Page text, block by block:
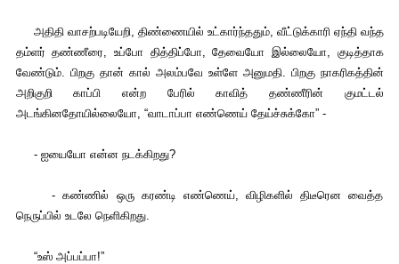
அதிதி வாசற்படியேறி, திண்ணையில் உட்கார்ந்ததும், வீட்டுக்காரி ஏந்தி வந்த
தம்ளர் தண்ணீரை, உப்போ தித்திப்போ, தேவையோ இல்லையோ, குடித்தாக
வேண்டும். பிறகு தான் கால் அலம்பவே உள்ளே அனுமதி. பிறகு நாகரிகத்தின்
அறிகுறி காப்பி என்ற பேரில் காவித் தண்ணீரின் குமட்டல்
அடங்கினதோயில்லையோ, “வாடாப்பா எண்ணெய் தேய்ச்சுக்கோ” -
- ஐயையோ என்ன நடக்கிறது?
- கண்ணில் ஒரு கரண்டி எண்ணெய், விழிகளில் திடீரென வைத்த
நெருப்பில் உடலே நெளிகிறது.
“உஸ் அப்பப்பா!”